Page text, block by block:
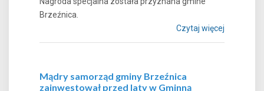
Brzeźnica.
Czytaj więcej
Mądry samorząd gminy Brzeźnica
zainwestował przed laty w Gminną